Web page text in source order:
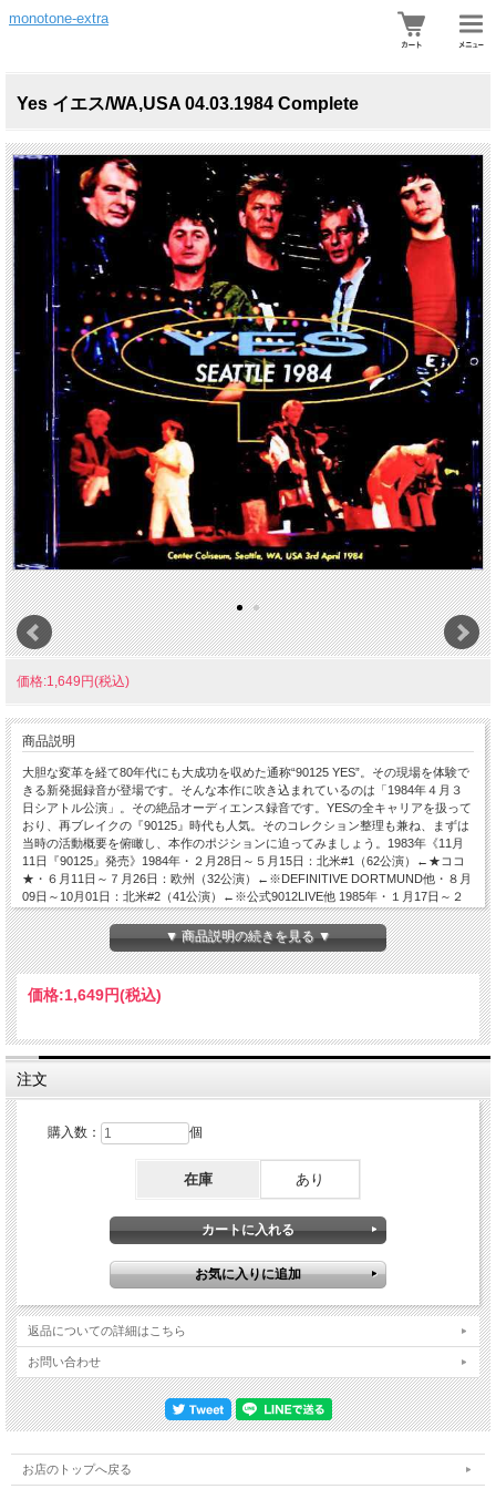
monotone-extra
Yes イエス/WA,USA 04.03.1984 Complete
価格:1,649円(税込)
商品説明
大胆な変革を経て80年代にも大成功を収めた通称“90125 YES”。その現場を体験で
きる新発掘録音が登場です。そんな本作に吹き込まれているのは「1984年４月３
日シアトル公演」。その絶品オーディエンス録音です。YESの全キャリアを扱って
おり、再ブレイクの『90125』時代も人気。そのコレクション整理も兼ね、まずは
当時の活動概要を俯瞰し、本作のポジションに迫ってみましょう。1983年《11月
11日『90125』発売》1984年・２月28日～５月15日：北米#1（62公演）←★ココ
★・６月11日～７月26日：欧州（32公演）←※DEFINITIVE DORTMUND他・８月
09日～10月01日：北米#2（41公演）←※公式9012LIVE他 1985年・１月17日～２
月09日：南米（６公演）←※BUENOS AIRES 1985《11月07日『9012LIVE: THE
SOLOS』発売》これが『90125』時代のYES。公式『9012LIVE』は主に「北米
#2」終盤のエドモントン公演で記録されましたが、本作のシアトル公演はその約半
年前となる「北米#1」の一幕でした。この「北米#1」と言えば、これまでオーデ
ィエンス録音＋プロショットの『SO THE STORY GOES（Sirene-222）』くらい
しか記録のなかった時期。ここで、さらに日程をフォーカスしてみましょう「北米
GOES（シーダーラピッズ録音）』・３月07日～４月02日（22公演）＊４月03
日：シアトル公演 ←★本作★・４月04日～５月14日（32公演）＊５月15日『SO
THE STORY GOES（ランドバー映像）』新発掘の大元マスター起こしによる瑞々
しいサウンド そんなショウを真空パックした本作は、著名コレクター“Lucifer
に新たな傑作。瑞々しくもリッチなオーディエンス録音で、決してサウンドボード
と間違えるタイプではないのですが、かと言って遠さも感じない。ぶ厚く太い演奏
音が全編を支配し、ダイナミズムたっぷりに降り注ぐ。通常、やや厚めの鳴りは距
離感にもなりかねないのですが、本作はそうではない。芯が力強く密度も高いた
め、鳴りを味方に付けて一体となり、シンフォニック・ロックの壁となって迫って
くる。しかも、耳を澄ますほどにディテールもしっかり残されている事に気づく。
ヴォーカルやギターはもちろんのこと、埋もれがちなベースもアタック音の１つひ
るのです。公式9012LIVEでは聴けない曲も満載のフルショウ そんなダイナミック
系マスター・サウンドで描かれるのは、ポップに生まれ変わりながらもアンサンブ
ルは高度に洗練されていた“90125 YES”のフルショウ。ここでその内容を整理して
／Hearts（★）／Changes／Owner Of A Lonely Heart (Make It Easy)／It Can
Happen（＊）／City of Love クラシックス（７曲＋α）・サード・アルバム：Yours
is no Disgrace（★）／I've Seen All Good People／Starship Trooper・その他：And
You And I（★）／Long Distance Runaround（★）／Roundabout・ソロタイム：
Kaye & Rabin Solos／Soon／Whitefish／Amazing Grace ※注：「★」印は公式
『9012LIVE』で聴けなかった曲。「＊」印はこのツアーだけの限定曲。......と、こ
ない「Hearts」も美味しい。特に「Leave It」「It Can Happen」はこのツアー以降
▼ 商品説明の続きを見る ▼
価格:1,649円(税込)
注文
購入数： 個
在庫 あり
返品についての詳細はこちら
お問い合わせ
お店のトップへ戻る